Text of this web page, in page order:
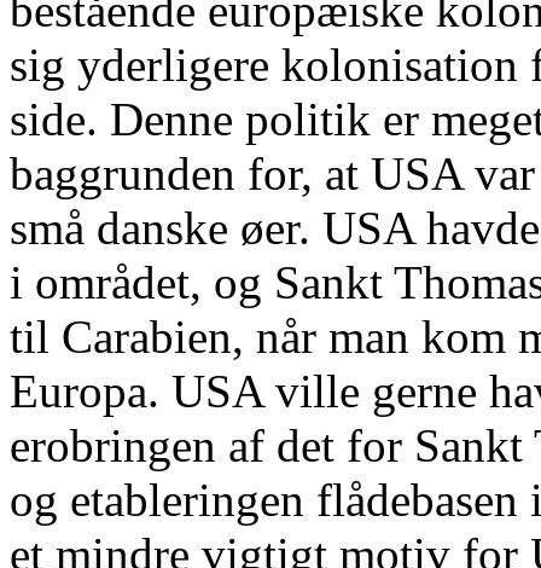
sig yderligere kolonisation
side. Denne politik er
baggrunden for, at USA
små danske øer. USA
i området, og Sankt
til Carabien, når man kom
Europa. USA ville gerne
erobringen af det for
og etableringen
et mindre vigtigt motiv for